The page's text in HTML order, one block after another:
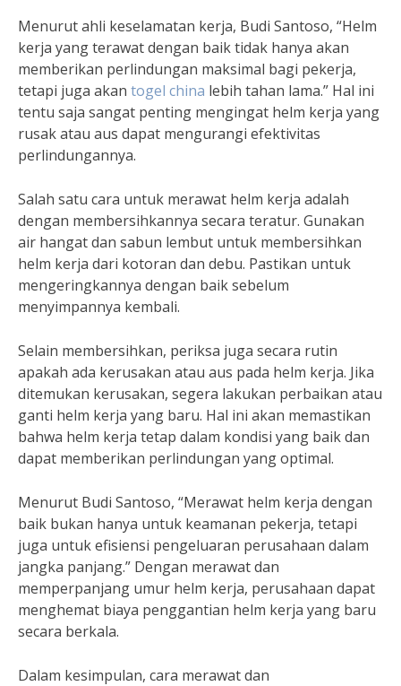
Menurut ahli keselamatan kerja, Budi Santoso, “Helm
kerja yang terawat dengan baik tidak hanya akan
memberikan perlindungan maksimal bagi pekerja,
tetapi juga akan togel china lebih tahan lama.” Hal ini
tentu saja sangat penting mengingat helm kerja yang
rusak atau aus dapat mengurangi efektivitas
perlindungannya.
Salah satu cara untuk merawat helm kerja adalah
dengan membersihkannya secara teratur. Gunakan
air hangat dan sabun lembut untuk membersihkan
helm kerja dari kotoran dan debu. Pastikan untuk
mengeringkannya dengan baik sebelum
menyimpannya kembali.
Selain membersihkan, periksa juga secara rutin
apakah ada kerusakan atau aus pada helm kerja. Jika
ditemukan kerusakan, segera lakukan perbaikan atau
ganti helm kerja yang baru. Hal ini akan memastikan
bahwa helm kerja tetap dalam kondisi yang baik dan
dapat memberikan perlindungan yang optimal.
Menurut Budi Santoso, “Merawat helm kerja dengan
baik bukan hanya untuk keamanan pekerja, tetapi
juga untuk efisiensi pengeluaran perusahaan dalam
jangka panjang.” Dengan merawat dan
memperpanjang umur helm kerja, perusahaan dapat
menghemat biaya penggantian helm kerja yang baru
secara berkala.
Dalam kesimpulan, cara merawat dan